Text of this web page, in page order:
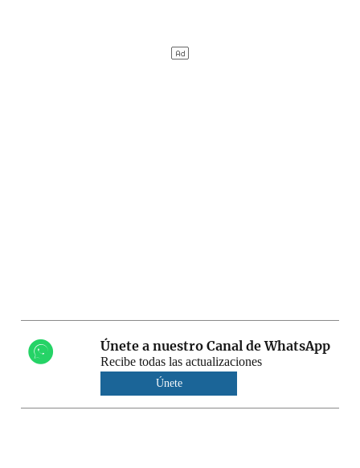
Únete a nuestro Canal de WhatsApp
Recibe todas las actualizaciones
Únete